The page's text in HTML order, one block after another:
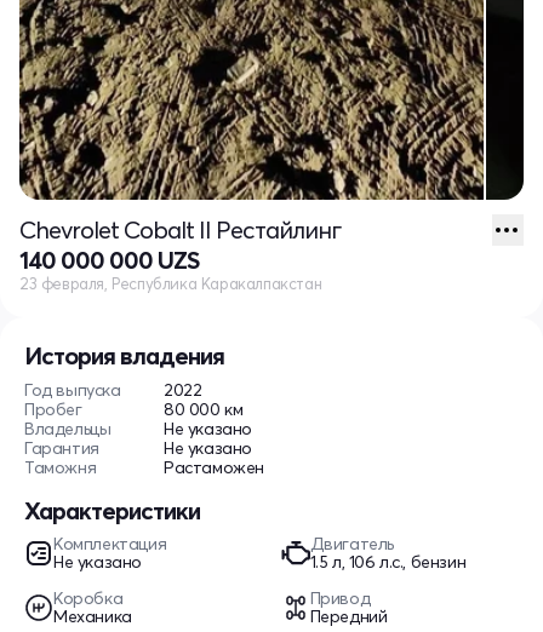
История владения
Год выпуска
2022
Пробег
80 000 км
Владельцы
Не указано
Гарантия
Не указано
Таможня
Растаможен
Характеристики
Комплектация
Не указано
Двигатель
1.5 л, 106 л.с., бензин
Коробка
Механика
Привод
Передний
Chevrolet Cobalt II Рестайлинг
140 000 000 UZS
23 февраля, Республика Каракалпакстан